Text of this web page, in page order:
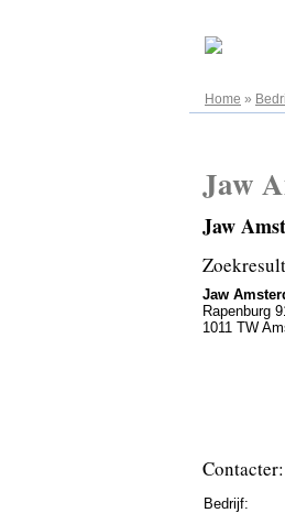
Home »
Jaw
Jaw
Jaw
Rapenburg
1011 TW
Contacter:
Bedrijf: